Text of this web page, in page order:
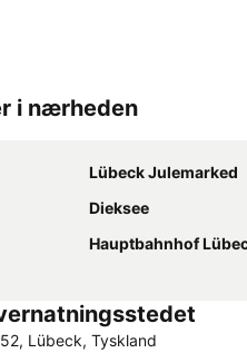
i nærheden
Lübeck Julemarked
Dieksee
Hauptbahnhof
Lübeck, Tyskland